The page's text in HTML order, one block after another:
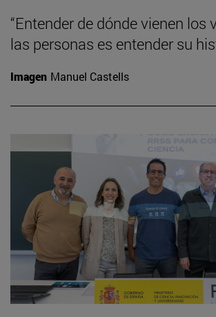
“Entender de dónde vienen los
las personas es entender su
Imagen Manuel Castells